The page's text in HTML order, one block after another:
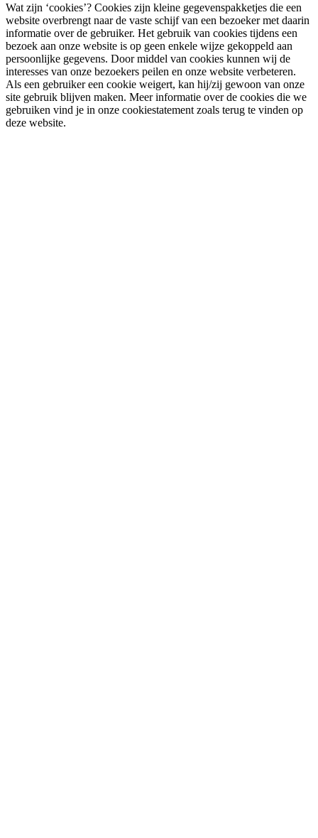
Wat zijn ‘cookies’? Cookies zijn kleine gegevenspakketjes die een
website overbrengt naar de vaste schijf van een bezoeker met daarin
informatie over de gebruiker. Het gebruik van cookies tijdens een
bezoek aan onze website is op geen enkele wijze gekoppeld aan
persoonlijke gegevens. Door middel van cookies kunnen wij de
interesses van onze bezoekers peilen en onze website verbeteren.
Als een gebruiker een cookie weigert, kan hij/zij gewoon van onze
site gebruik blijven maken. Meer informatie over de cookies die we
gebruiken vind je in onze cookiestatement zoals terug te vinden op
deze website.